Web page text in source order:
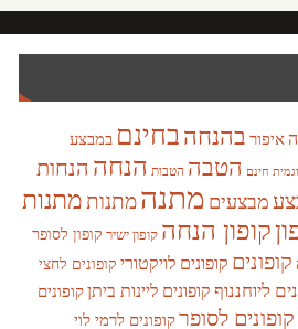
איפור בהנחהבחינם במבצע
חינם הטבה הטבות הנחה הנחות
מבצעים מתנהמתנותמתנות
קופון הנחה קופון ישיר קופון לסופר
קופונים קופונים לויקטורי קופונים לחצי
ליוחננוףקופונים ליינות ביתןקופונים
קופונים לסופרקופונים לרמי לוי